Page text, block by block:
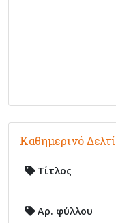
Καθημερινό
Τίτλος
Αρ. φύλλου